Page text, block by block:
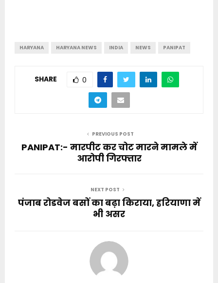
HARYANA HARYANA NEWS INDIA NEWS PANIPAT
SHARE 0
PREVIOUS POST
PANIPAT:- मारपीट कर चोट मारने मामले में
आरोपी गिरफ्तार
NEXT POST
पंजाब रोडवेज बसों का बढ़ा किराया, हरियाणा में
भी असर